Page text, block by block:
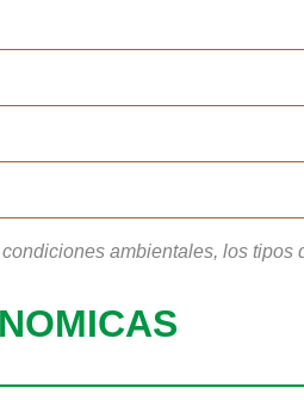
ambientales, los